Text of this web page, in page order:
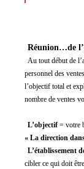
Réunion…de
Au tout début de
personnel des
l’objectif total et
nombre de ventes
L’objectif = votre
« La direction
L’établissement
cibler ce qui doit